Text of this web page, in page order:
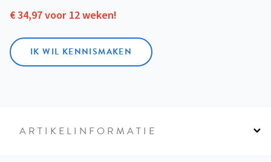
€ 34,97 voor 12 weken!
IK WIL KENNISMAKEN
ARTIKELINFORMATIE